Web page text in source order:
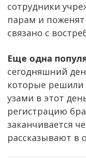
сотрудники
парам и
связано с
Еще одна
сегодняшний
которые решили
узами в этот
регистрацию
заканчивается
рассказывают в